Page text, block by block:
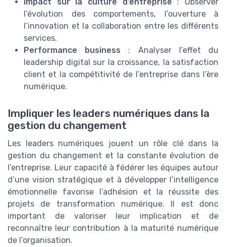
l’évolution des comportements, l’ouverture à
l’innovation et la collaboration entre les différents
services.
Performance business : Analyser l’effet du
leadership digital sur la croissance, la satisfaction
client et la compétitivité de l’entreprise dans l’ère
numérique.
Impliquer les leaders numériques dans la
gestion du changement
Les leaders numériques jouent un rôle clé dans la
gestion du changement et la constante évolution de
l’entreprise. Leur capacité à fédérer les équipes autour
d’une vision stratégique et à développer l’intelligence
émotionnelle favorise l’adhésion et la réussite des
projets de transformation numérique. Il est donc
important de valoriser leur implication et de
reconnaître leur contribution à la maturité numérique
de l’organisation.